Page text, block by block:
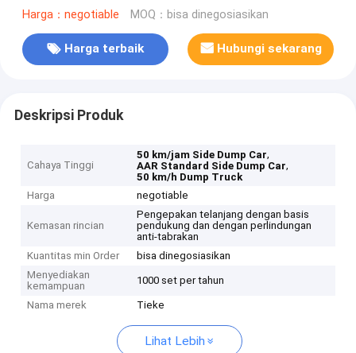
Harga：negotiable MOQ：bisa dinegosiasikan
Harga terbaik Hubungi sekarang
Deskripsi Produk
Cahaya Tinggi
50 km/jam Side Dump Car,
AAR Standard Side Dump Car,
50 km/h Dump Truck
Harga
negotiable
Kemasan rincian
Pengepakan telanjang dengan basis
pendukung dan dengan perlindungan
anti-tabrakan
Kuantitas min Order
bisa dinegosiasikan
Menyediakan
kemampuan
1000 set per tahun
Nama merek Tieke
Lihat Lebih